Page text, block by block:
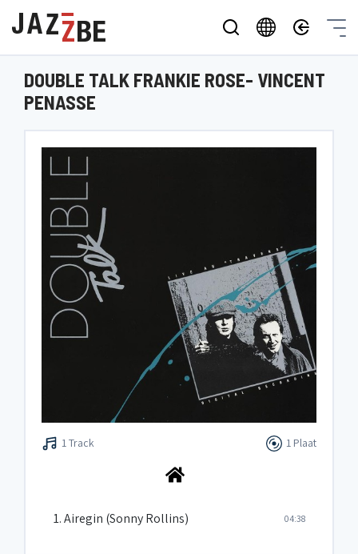
DOUBLE TALK FRANKIE ROSE- VINCENT
PENASSE
1 Track 1 Plaat
1. Airegin (Sonny Rollins) 04:38